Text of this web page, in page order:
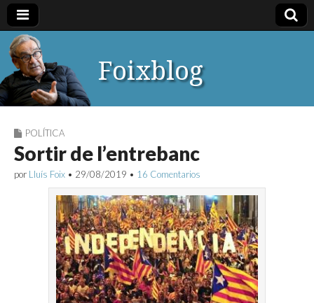
Foixblog
POLÍTICA
Sortir de l’entrebanc
por Lluís Foix • 29/08/2019 • 16 Comentarios